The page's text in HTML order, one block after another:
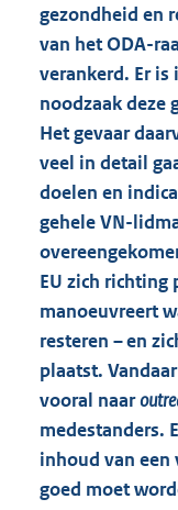
gezondheid en
van het ODA-
verankerd. Er
noodzaak deze
Het gevaar
veel in detail
doelen en
gehele VN-
EU zich
manoeuvreert
resteren – en
plaatst.
vooral naar
medestanders.
inhoud van een
goed moet